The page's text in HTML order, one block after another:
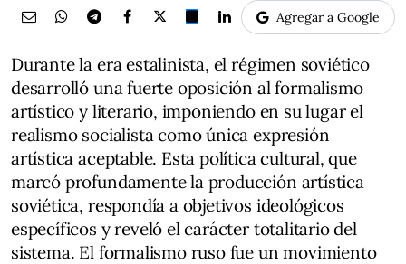
Agregar a Google
Durante la era estalinista, el régimen soviético
desarrolló una fuerte oposición al formalismo
artístico y literario, imponiendo en su lugar el
realismo socialista como única expresión
artística aceptable. Esta política cultural, que
marcó profundamente la producción artística
soviética, respondía a objetivos ideológicos
específicos y reveló el carácter totalitario del
sistema. El formalismo ruso fue un movimiento